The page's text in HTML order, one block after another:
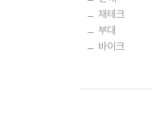
재테크
부대
바이크